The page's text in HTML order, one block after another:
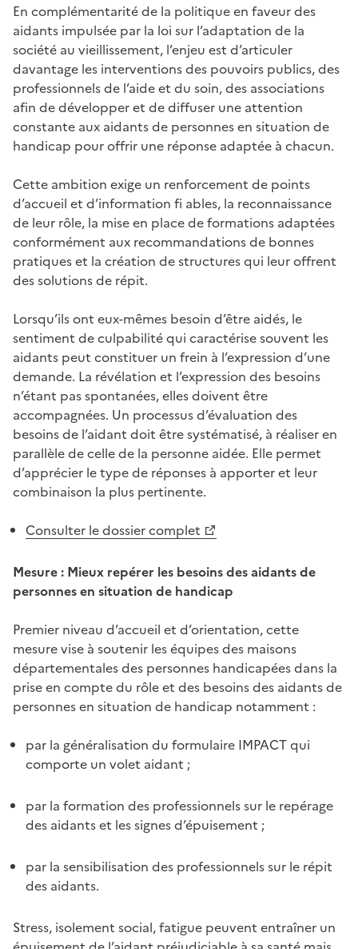
En complémentarité de la politique en faveur des
aidants impulsée par la loi sur l’adaptation de la
société au vieillissement, l’enjeu est d’articuler
davantage les interventions des pouvoirs publics, des
professionnels de l’aide et du soin, des associations
afin de développer et de diffuser une attention
constante aux aidants de personnes en situation de
handicap pour offrir une réponse adaptée à chacun.
Cette ambition exige un renforcement de points
d’accueil et d’information fi ables, la reconnaissance
de leur rôle, la mise en place de formations adaptées
conformément aux recommandations de bonnes
pratiques et la création de structures qui leur offrent
des solutions de répit.
Lorsqu’ils ont eux-mêmes besoin d’être aidés, le
sentiment de culpabilité qui caractérise souvent les
aidants peut constituer un frein à l’expression d’une
demande. La révélation et l’expression des besoins
n’étant pas spontanées, elles doivent être
accompagnées. Un processus d’évaluation des
besoins de l’aidant doit être systématisé, à réaliser en
parallèle de celle de la personne aidée. Elle permet
d’apprécier le type de réponses à apporter et leur
combinaison la plus pertinente.
Consulter le dossier complet
Mesure : Mieux repérer les besoins des aidants de
personnes en situation de handicap
Premier niveau d’accueil et d’orientation, cette
mesure vise à soutenir les équipes des maisons
départementales des personnes handicapées dans la
prise en compte du rôle et des besoins des aidants de
personnes en situation de handicap notamment :
par la généralisation du formulaire IMPACT qui
comporte un volet aidant ;
par la formation des professionnels sur le repérage
des aidants et les signes d’épuisement ;
par la sensibilisation des professionnels sur le répit
des aidants.
Stress, isolement social, fatigue peuvent entraîner un